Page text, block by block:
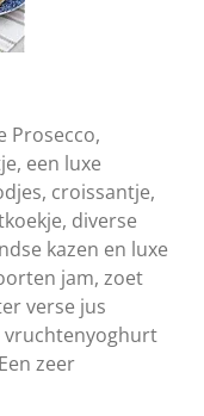
Prosecco,
een luxe
croissantje,
diverse
kazen en luxe
jam, zoet
verse jus
vruchtenyoghurt
zeer